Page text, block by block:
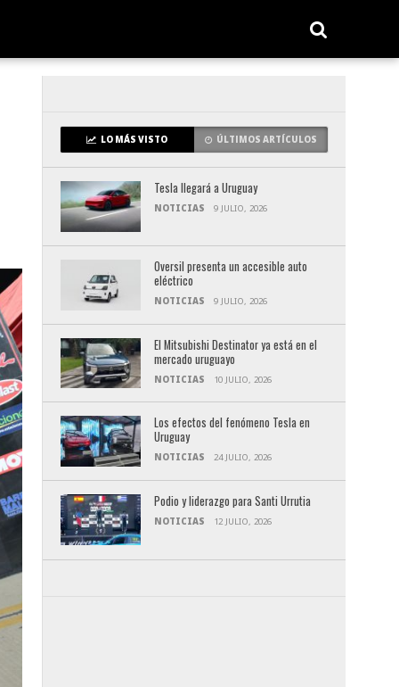
LO MÁS VISTO ÚLTIMOS ARTÍCULOS
Tesla llegará a Uruguay
NOTICIAS 9 JULIO, 2026
Oversil presenta un accesible auto
eléctrico
NOTICIAS 9 JULIO, 2026
El Mitsubishi Destinator ya está en el
mercado uruguayo
NOTICIAS 10 JULIO, 2026
Los efectos del fenómeno Tesla en
Uruguay
NOTICIAS 24 JULIO, 2026
Podio y liderazgo para Santi Urrutia
NOTICIAS 12 JULIO, 2026